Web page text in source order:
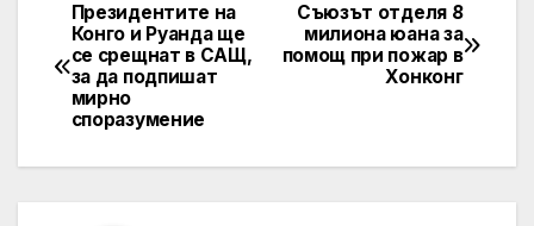
Post
navigation
Съюзът отделя 8
милиона юана за
помощ при пожар в
Хонконг
Президентите на
Конго и Руанда ще
се срещнат в САЩ,
за да подпишат
мирно
споразумение